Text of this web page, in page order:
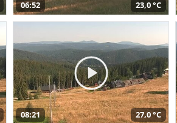
06:52 23,0 °C
08:21 27,0 °C